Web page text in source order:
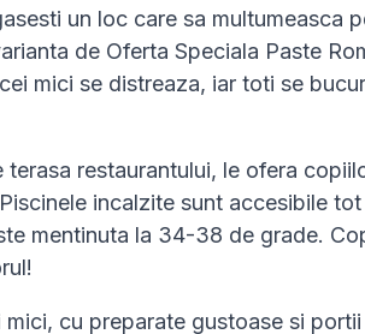
un loc care sa multumeasca
de Oferta Speciala Paste
mici se distreaza, iar toti se
restaurantului, le ofera
incalzite sunt accesibile
mentinuta la 34-38 de grade.
cu preparate gustoase si